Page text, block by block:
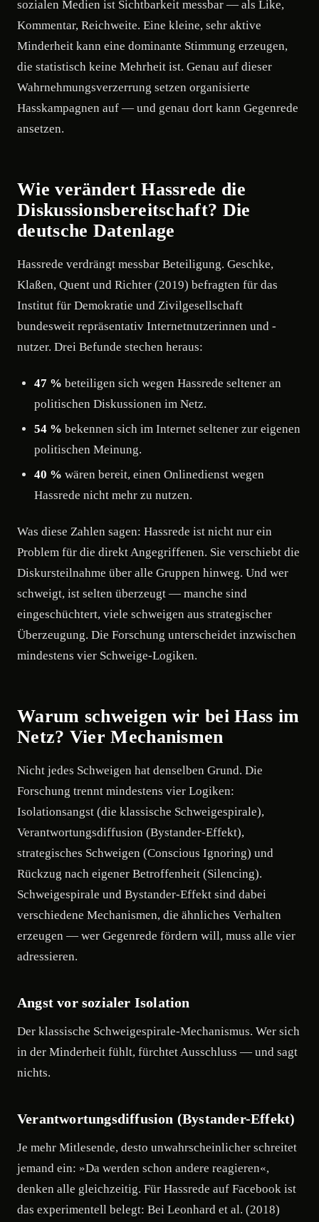
sozialen Medien ist Sichtbarkeit messbar — als Like,
Kommentar, Reichweite. Eine kleine, sehr aktive
Minderheit kann eine dominante Stimmung erzeugen,
die statistisch keine Mehrheit ist. Genau auf dieser
Wahrnehmungsverzerrung setzen organisierte
Hasskampagnen auf — und genau dort kann Gegenrede
ansetzen.
Wie verändert Hassrede die
Diskussionsbereitschaft? Die
deutsche Datenlage
Hassrede verdrängt messbar Beteiligung. Geschke,
Klaßen, Quent und Richter (2019) befragten für das
Institut für Demokratie und Zivilgesellschaft
bundesweit repräsentativ Internetnutzerinnen und -
nutzer. Drei Befunde stechen heraus:
47 % beteiligen sich wegen Hassrede seltener an
politischen Diskussionen im Netz.
54 % bekennen sich im Internet seltener zur eigenen
politischen Meinung.
40 % wären bereit, einen Onlinedienst wegen
Hassrede nicht mehr zu nutzen.
Was diese Zahlen sagen: Hassrede ist nicht nur ein
Problem für die direkt Angegriffenen. Sie verschiebt die
Diskursteilnahme über alle Gruppen hinweg. Und wer
schweigt, ist selten überzeugt — manche sind
eingeschüchtert, viele schweigen aus strategischer
Überzeugung. Die Forschung unterscheidet inzwischen
mindestens vier Schweige-Logiken.
Warum schweigen wir bei Hass im
Netz? Vier Mechanismen
Nicht jedes Schweigen hat denselben Grund. Die
Forschung trennt mindestens vier Logiken:
Isolationsangst (die klassische Schweigespirale),
Verantwortungsdiffusion (Bystander-Effekt),
strategisches Schweigen (Conscious Ignoring) und
Rückzug nach eigener Betroffenheit (Silencing).
Schweigespirale und Bystander-Effekt sind dabei
verschiedene Mechanismen, die ähnliches Verhalten
erzeugen — wer Gegenrede fördern will, muss alle vier
adressieren.
Angst vor sozialer Isolation
Der klassische Schweigespirale-Mechanismus. Wer sich
in der Minderheit fühlt, fürchtet Ausschluss — und sagt
nichts.
Verantwortungsdiffusion (Bystander-Effekt)
Je mehr Mitlesende, desto unwahrscheinlicher schreitet
jemand ein: »Da werden schon andere reagieren«,
denken alle gleichzeitig. Für Hassrede auf Facebook ist
das experimentell belegt: Bei Leonhard et al. (2018)